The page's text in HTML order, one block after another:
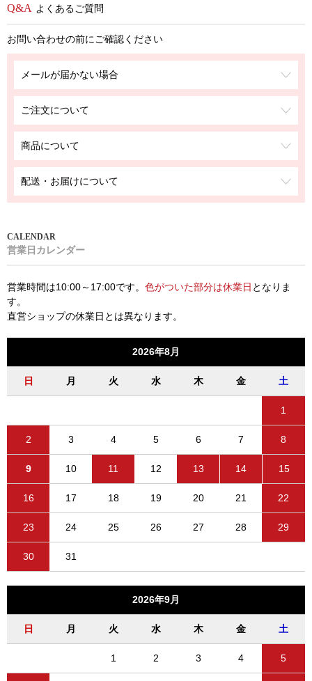
よくあるご質問
お問い合わせの前にご確認ください
メールが届かない場合
ご注文について
商品について
配送・お届けについて
営業日カレンダー
営業時間は10:00～17:00です。 色がついた部分は休業日 となりま
す。
直営ショップの休業日とは異なります。
2026年8月
日 月 火 水 木 金 土
1
2 3 4 5 6 7 8
9 10 11 12 13 14 15
16 17 18 19 20 21 22
23 24 25 26 27 28 29
30 31
2026年9月
日 月 火 水 木 金 土
1 2 3 4 5